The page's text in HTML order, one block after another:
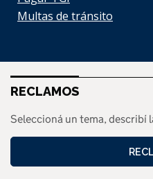
Multas de tránsito
RECLAMOS
Seleccioná un tema, describí